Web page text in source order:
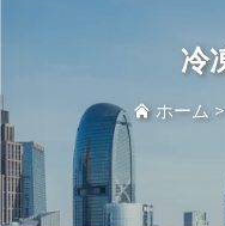
冷
ホーム >